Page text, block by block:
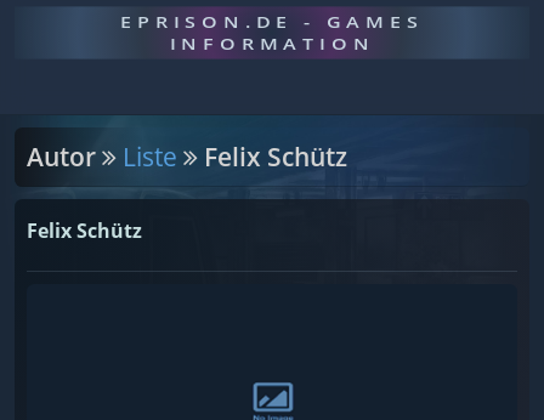
EPRISON.DE - GAMES
INFORMATION
Autor Liste Felix Schütz
Felix Schütz